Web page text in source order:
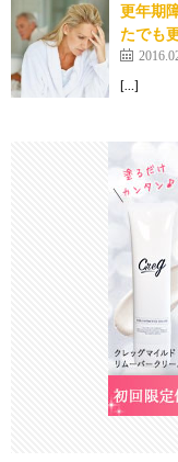
更年期
たでも
[…]